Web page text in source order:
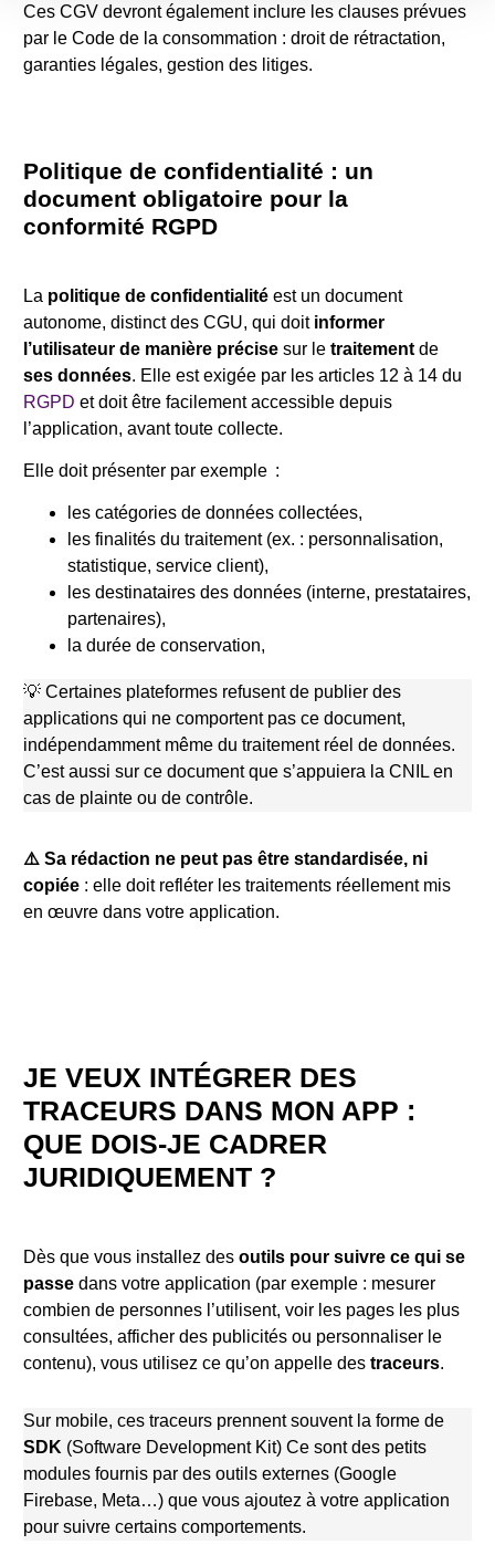
Ces CGV devront également inclure les clauses prévues
par le Code de la consommation : droit de rétractation,
garanties légales, gestion des litiges.
Politique de confidentialité : un
document obligatoire pour la
conformité RGPD
La politique de confidentialité est un document
autonome, distinct des CGU, qui doit informer
l’utilisateur de manière précise sur le traitement de
ses données. Elle est exigée par les articles 12 à 14 du
RGPD et doit être facilement accessible depuis
l’application, avant toute collecte.
Elle doit présenter par exemple :
les catégories de données collectées,
les finalités du traitement (ex. : personnalisation,
statistique, service client),
les destinataires des données (interne, prestataires,
partenaires),
la durée de conservation,
💡 Certaines plateformes refusent de publier des
applications qui ne comportent pas ce document,
indépendamment même du traitement réel de données.
C’est aussi sur ce document que s’appuiera la CNIL en
cas de plainte ou de contrôle.
⚠️ Sa rédaction ne peut pas être standardisée, ni
copiée : elle doit refléter les traitements réellement mis
en œuvre dans votre application.
JE VEUX INTÉGRER DES
TRACEURS DANS MON APP :
QUE DOIS-JE CADRER
JURIDIQUEMENT ?
Dès que vous installez des outils pour suivre ce qui se
passe dans votre application (par exemple : mesurer
combien de personnes l’utilisent, voir les pages les plus
consultées, afficher des publicités ou personnaliser le
contenu), vous utilisez ce qu’on appelle des traceurs.
Sur mobile, ces traceurs prennent souvent la forme de
SDK (Software Development Kit) Ce sont des petits
modules fournis par des outils externes (Google
Firebase, Meta…) que vous ajoutez à votre application
pour suivre certains comportements.